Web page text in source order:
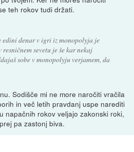
teh rokov tudi držati.
edini denar v igri iz monopolyja je
sevetu je še kar nekaj
sobe v monopolyju verjamem, da
Sodišče mi ne more naročiti vračila
in več letih pravdanj uspe narediti
napačnih rokov veljajo zakonski roki,
pa zastonj biva.